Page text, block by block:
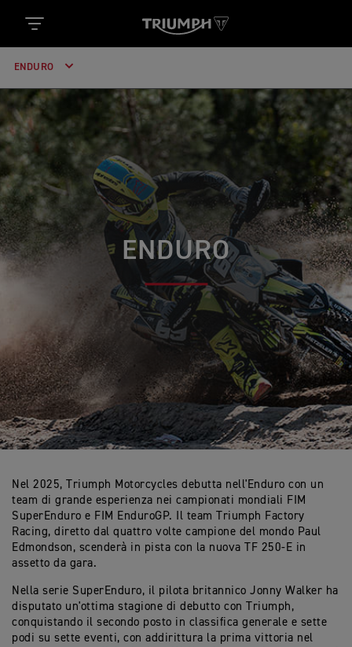
ENDURO
ENDURO
Nel 2025, Triumph Motorcycles debutta nell'Enduro con un
team di grande esperienza nei campionati mondiali FIM
SuperEnduro e FIM EnduroGP. Il team Triumph Factory
Racing, diretto dal quattro volte campione del mondo Paul
Edmondson, scenderà in pista con la nuova TF 250-E in
assetto da gara.
Nella serie SuperEnduro, il pilota britannico Jonny Walker ha
disputato un'ottima stagione di debutto con Triumph,
conquistando il secondo posto in classifica generale e sette
podi su sette eventi, con addirittura la prima vittoria nel